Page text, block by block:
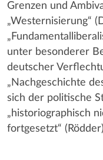
Grenzen und
„Westernisierung“
unter besonderer
deutscher
„Nachgeschichte
sich der politische
„historiographisch
fortgesetzt“